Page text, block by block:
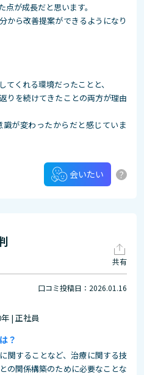
が成長だと思います。
から改善提案ができるようになり
くれる環境だったことと、
りを続けてきたことの両方が理由
が変わったからだと感じていま
会いたい ?
共有
口コミ投稿日：2026.01.16
| 正社員
？
関することなど、治療に関する技
の関係構築のために必要なことな